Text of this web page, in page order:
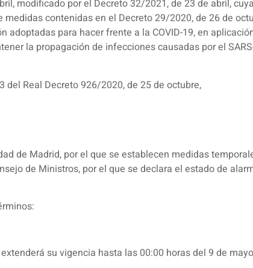
modificado por el Decreto 32/2021, de 23 de abril,
contenidas en el Decreto 29/2020, de 26 de
para hacer frente a la COVID-19, en
la propagación de infecciones causadas por el
Real Decreto 926/2020, de 25 de octubre,
de Madrid, por el que se establecen medidas
de Ministros, por el que se declara el estado de
su vigencia hasta las 00:00 horas del 9 de